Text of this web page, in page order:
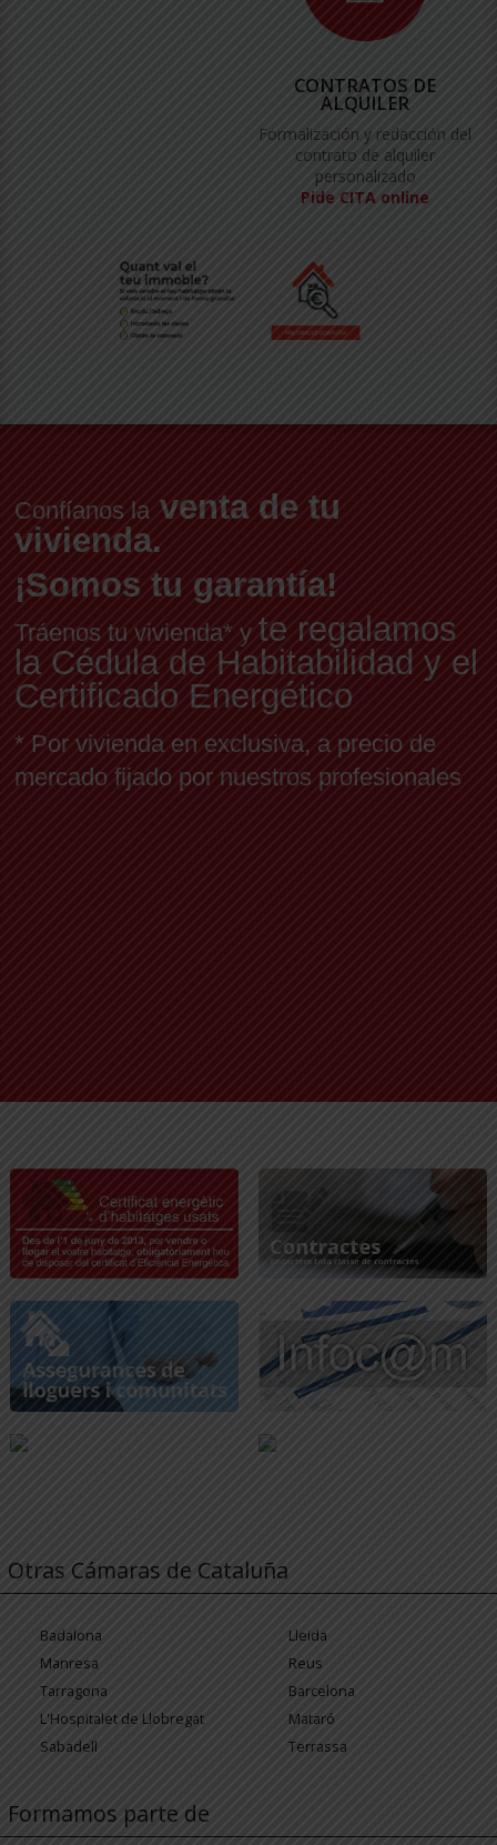
CONTRATOS DE
ALQUILER
Formalización y redacción del
contrato de alquiler
personalizado
Pide CITA online
Confíanos la venta de tu
vivienda.
¡Somos tu garantía!
Tráenos tu vivienda* yte regalamos
la Cédula de Habitabilidad y el
Certificado Energético
* Por vivienda en exclusiva, a precio de
mercado fijado por nuestros profesionales
Otras Cámaras de Cataluña
Badalona
Lleida
Manresa
Reus
Tarragona
Barcelona
L'Hospitalet de Llobregat
Mataró
Sabadell
Terrassa
Formamos parte de